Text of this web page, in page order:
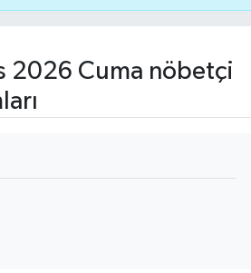
2026 Cuma nöbetçi